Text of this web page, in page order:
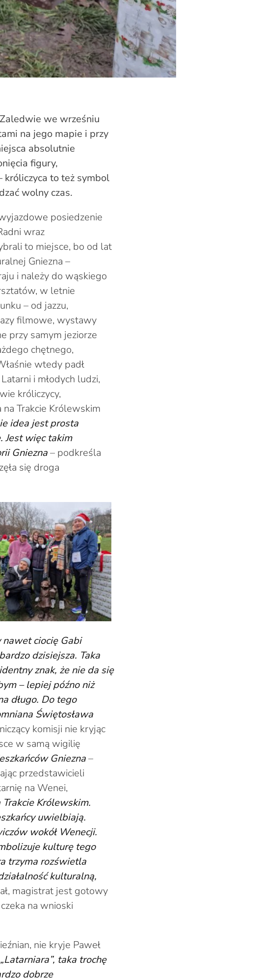
we wrześniu
na jego mapie i przy
absolutnie
figury,
króliczyca to też symbol
wolny czas.
posiedzenie
wraz
to miejsce, bo od lat
Gniezna –
i należy do wąskiego
w letnie
– od jazzu,
filmowe, wystawy
przy samym jeziorze
chętnego,
wtedy padł
i młodych ludzi,
króliczycy,
Trakcie Królewskim
idea jest prosta
Jest więc takim
Gniezna– podkreśla
się droga
nawet ciocię Gabi
dzisiejsza. Taka
znak, że nie da się
– lepiej późno niż
długo. Do tego
Świętosława
komisji nie kryjąc
w samą wigilię
Gniezna–
przedstawicieli
na Wenei,
Królewskim.
uwielbiają.
wokół Wenecji.
kulturę tego
trzyma rozświetla
kulturalną,
magistrat jest gotowy
na wnioski
nie kryje Paweł
taka trochę
dobrze